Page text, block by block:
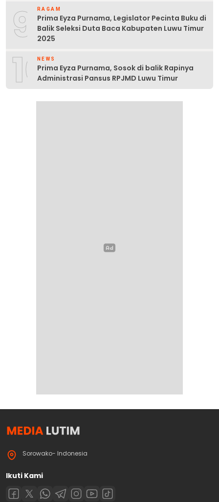
9 RAGAM
Prima Eyza Purnama, Legislator Pecinta Buku di
Balik Seleksi Duta Baca Kabupaten Luwu Timur
2025
10NEWS
Prima Eyza Purnama, Sosok di balik Rapinya
Administrasi Pansus RPJMD Luwu Timur
Sorowako- Indonesia
Ikuti Kami